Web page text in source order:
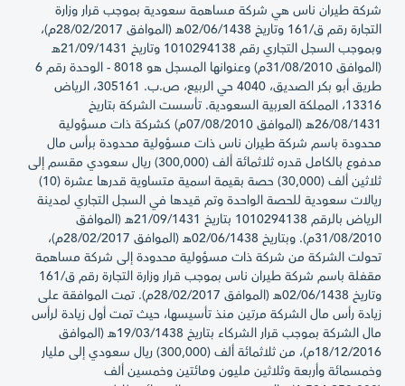
شركة طيران ناس هي شركة مساهمة سعودية بموجب قرار وزارة
التجارة رقم ق/161 وتاريخ 02/06/1438هـ (الموافق 28/02/2017م)،
وبموجب السجل التجاري رقم 1010294138 وتاريخ 21/09/1431هـ
(الموافق 31/08/2010م) وعنوانها المسجل هو 8018 - الوحدة رقم 6
طريق أبو بكر الصديق، 4040 حي الربيع، ص.ب. 305161، الرياض
13316، المملكة العربية السعودية. تأسست الشركة بتاريخ
26/08/1431هـ (الموافق 07/08/2010م) كشركة ذات مسؤولية
محدودة باسم شركة طيران ناس ذات مسؤولية محدودة برأس مال
مدفوع بالكامل قدره ثلاثمائة ألف (300,000) ريال سعودي مقسم إلى
ثلاثين ألف (30,000) حصة بقيمة اسمية متساوية قدرها عشرة (10)
ريالات سعودية للحصة الواحدة وتم قيدها في السجل التجاري لمدينة
الرياض بالرقم 1010294138 بتاريخ 21/09/1431هـ (الموافق
31/08/2010م). وبتاريخ 02/06/1438هـ (الموافق 28/02/2017م)،
تحولت الشركة من شركة ذات مسؤولية محدودة إلى شركة مساهمة
مقفلة باسم شركة طيران ناس بموجب قرار وزارة التجارة رقم ق/161
وتاريخ 02/06/1438هـ (الموافق 28/02/2017م). تمت الموافقة على
زيادة رأس مال الشركة مرتين منذ تأسيسها، حيث تمت أول زيادة لرأس
مال الشركة بموجب قرار الشركاء بتاريخ 19/03/1438هـ (الموافق
18/12/2016م)، من ثلاثمائة ألف (300,000) ريال سعودي إلى مليار
وخمسمائة وأربعة وثلاثين مليون ومائتين وخمسين ألف